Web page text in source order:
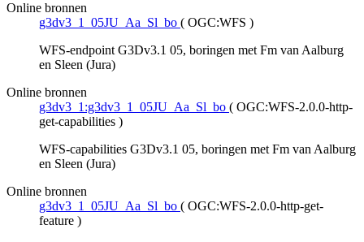
Online bronnen
g3dv3_1_05JU_Aa_Sl_bo ( OGC:WFS )
WFS-endpoint G3Dv3.1 05, boringen met Fm van Aalburg
en Sleen (Jura)
Online bronnen
g3dv3_1:g3dv3_1_05JU_Aa_Sl_bo ( OGC:WFS-2.0.0-http-
get-capabilities )
WFS-capabilities G3Dv3.1 05, boringen met Fm van Aalburg
en Sleen (Jura)
Online bronnen
g3dv3_1_05JU_Aa_Sl_bo ( OGC:WFS-2.0.0-http-get-
feature )